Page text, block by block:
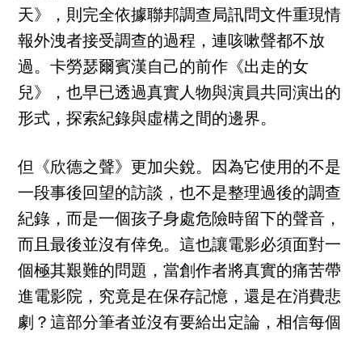
天》，則完全依據聯邦調查局訊問文件重現情
報外洩者接受調查的過程，連咳嗽聲都不放
過。卡勞瑟爾賓漢自己的前作《出走的女
兒》，也早已透過真實人物與演員共同演出的
形式，探索紀錄與虛構之間的邊界。
但《欣德之聲》更加尖銳。因為它使用的不是
一段事後回望的訪談，也不是整理過後的調查
紀錄，而是一個孩子身處危險時留下的聲音，
而且最後並沒有倖免。這也讓電影必須面對一
個極其艱難的問題，當創作者將真實的痛苦帶
進電影院，究竟是在保存記憶，還是在消費悲
劇？這部分筆者並沒有要給出定論，相信每個